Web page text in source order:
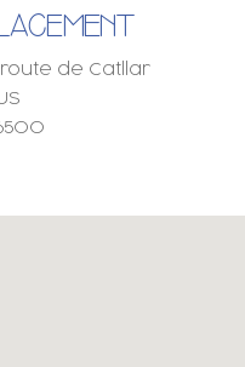
route de Catllar